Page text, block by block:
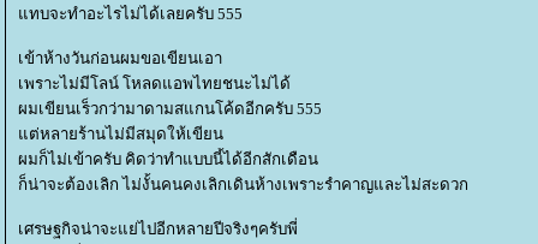
ทบจะทำอะไรไม่ได้เลยครับ 555
เข้าห้างวันก่อนผมขอเขียนเอา
เพราะไม่มีโลน์ โหลดแอพไทยชนะไม่ได้
ผมเขียนเร็วกว่ามาดามสแกนโค้ดอีกครับ 555
ต่หลายร้านไม่มีสมุดให้เขียน
ผมก็ไม่เข้าครับ คิดว่าทำแบบนี้ได้อีกสักเดือน
ก็น่าจะต้องเลิก ไม่งั้นคนคงเลิกเดินห้างเพราะรำคาญและไม่สะดวก
เศรษฐกิจน่าจะแย่ไปอีกหลายปีจริงๆครับพี่